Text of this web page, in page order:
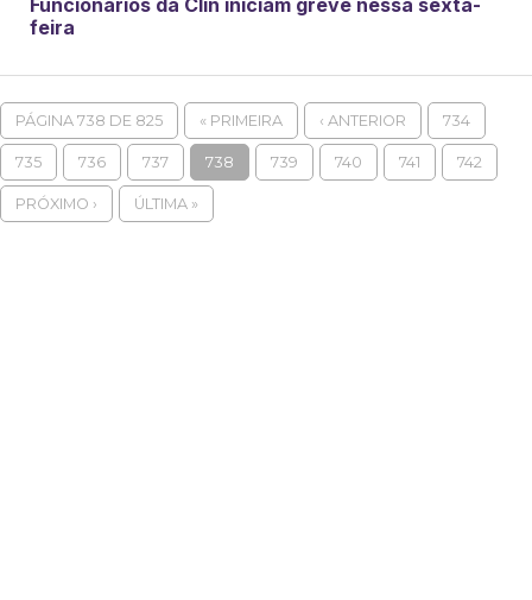
Funcionários da Clin iniciam greve nessa sexta-
feira
PÁGINA 738 DE 825 « PRIMEIRA ‹ ANTERIOR 734
735 736 737 738 739 740 741 742
PRÓXIMO › ÚLTIMA »